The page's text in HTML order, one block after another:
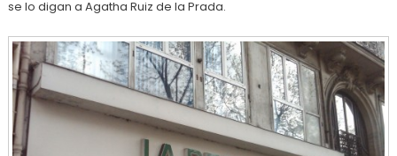
se lo digan a Agatha Ruiz de la Prada.